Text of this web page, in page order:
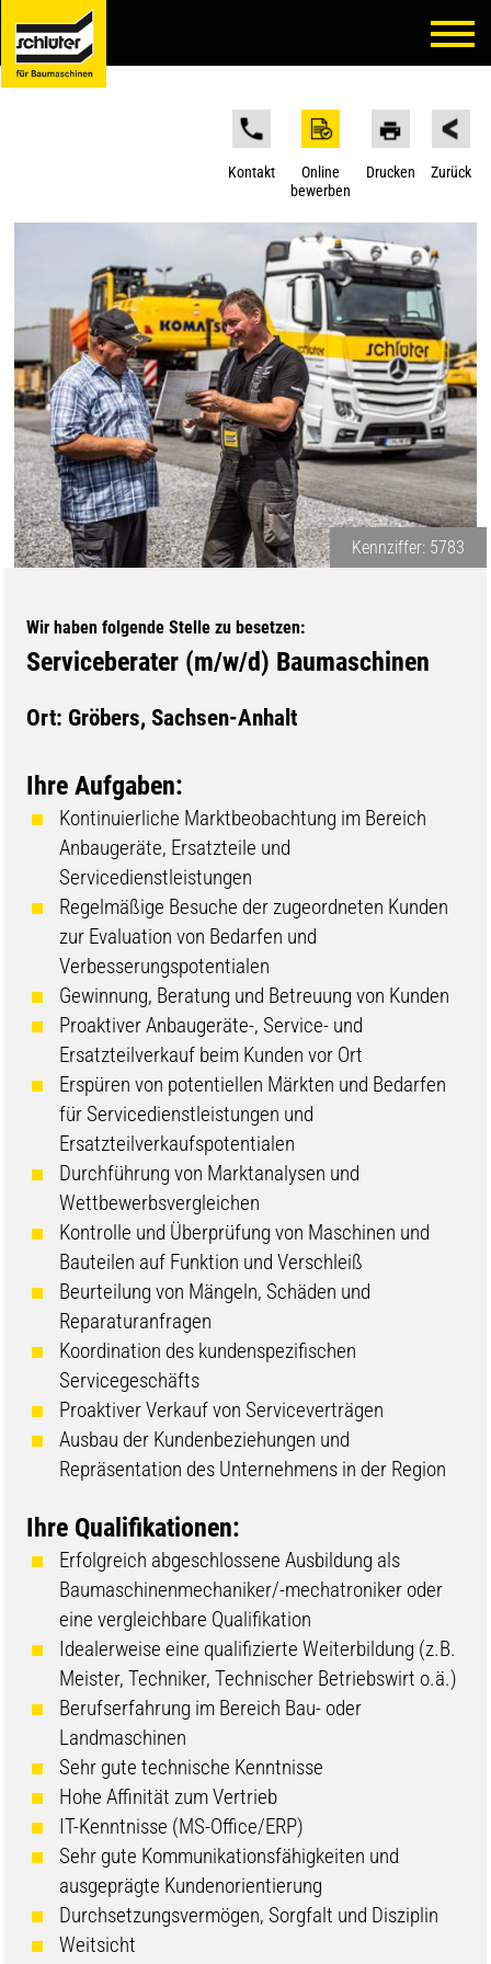
Kontakt
Online
bewerben
Drucken Zurück
Kennziffer: 5783
Wir haben folgende Stelle zu besetzen:
Serviceberater (m/w/d) Baumaschinen
Ort: Gröbers, Sachsen-Anhalt
Ihre Aufgaben:
Kontinuierliche Marktbeobachtung im Bereich
Anbaugeräte, Ersatzteile und
Servicedienstleistungen
Regelmäßige Besuche der zugeordneten Kunden
zur Evaluation von Bedarfen und
Verbesserungspotentialen
Gewinnung, Beratung und Betreuung von Kunden
Proaktiver Anbaugeräte-, Service- und
Ersatzteilverkauf beim Kunden vor Ort
Erspüren von potentiellen Märkten und Bedarfen
für Servicedienstleistungen und
Ersatzteilverkaufspotentialen
Durchführung von Marktanalysen und
Wettbewerbsvergleichen
Kontrolle und Überprüfung von Maschinen und
Bauteilen auf Funktion und Verschleiß
Beurteilung von Mängeln, Schäden und
Reparaturanfragen
Koordination des kundenspezifischen
Servicegeschäfts
Proaktiver Verkauf von Serviceverträgen
Ausbau der Kundenbeziehungen und
Repräsentation des Unternehmens in der Region
Ihre Qualifikationen:
Erfolgreich abgeschlossene Ausbildung als
Baumaschinenmechaniker/-mechatroniker oder
eine vergleichbare Qualifikation
Idealerweise eine qualifizierte Weiterbildung (z.B.
Meister, Techniker, Technischer Betriebswirt o.ä.)
Berufserfahrung im Bereich Bau- oder
Landmaschinen
Sehr gute technische Kenntnisse
Hohe Affinität zum Vertrieb
IT-Kenntnisse (MS-Office/ERP)
Sehr gute Kommunikationsfähigkeiten und
ausgeprägte Kundenorientierung
Durchsetzungsvermögen, Sorgfalt und Disziplin
Weitsicht